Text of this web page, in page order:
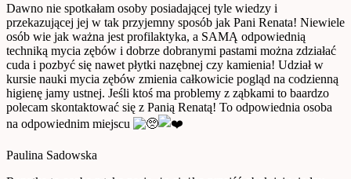
Dawno nie spotkałam osoby posiadającej tyle wiedzy i
przekazującej jej w tak przyjemny sposób jak Pani Renata! Niewiele
osób wie jak ważna jest profilaktyka, a SAMĄ odpowiednią
techniką mycia zębów i dobrze dobranymi pastami można zdziałać
cuda i pozbyć się nawet płytki nazębnej czy kamienia! Udział w
kursie nauki mycia zębów zmienia całkowicie pogląd na codzienną
higienę jamy ustnej. Jeśli ktoś ma problemy z ząbkami to baardzo
polecam skontaktować się z Panią Renatą! To odpowiednia osoba
na odpowiednim miejscu
Paulina Sadowska